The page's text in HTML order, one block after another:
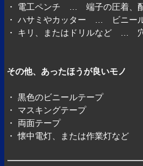
・ 電工ペンチ … 端子の圧着、
・ ハサミやカッター … ビニー
・ キリ、またはドリルなど …
その他、あったほうが良いモノ
・ 黒色のビニールテープ
・ マスキングテープ
・ 両面テープ
・ 懐中電灯、または作業灯など